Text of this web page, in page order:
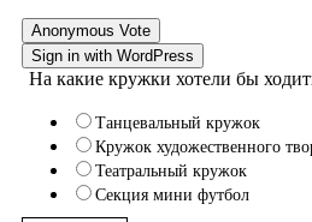
Anonymous Vote
Sign in with WordPress
На какие кружки хотели бы
Танцевальный кружок
Кружок художественного
Театральный кружок
Секция мини футбол